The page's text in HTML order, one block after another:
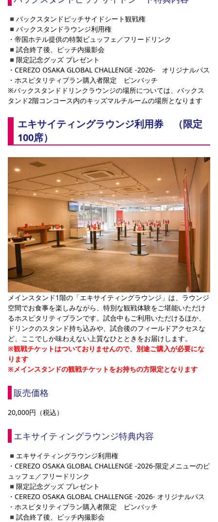
◾️バックスタンドピッチサイドシート観戦権
◾️バックスタンドラウンジ利用権
・帝国ホテル提供の特製ビュッフェ／フリードリンク
◾️試合終了後、ピッチ内撮影会
◾️限定記念グッズ プレゼント
・CEREZO OSAKA GLOBAL CHALLENGE -2026-　オリジナルパス
・ホスピタリティプラン購入者限定　ピンバッチ
※バックスタンドドリンクラウンジの場所については、バックス
タンド2階コンコース内のキッズマルチルームの場所となります
エキサイティングラウンジ利用券　（限定
100席）
メインスタンド1階の「エキサイティングラウンジ」は、ラウンジ
空間でお食事を楽しみながら、特別な観戦体験をご堪能いただけ
るホスピタリティプランです。試合中もご利用いただけるほか、
ドリンクのスタンド持ち込みや、試合後のフィールドアクセスな
ど、ここでしか味わえない上質なひとときをお届けします。
※観戦チケットはついておりませんので、別途ご購入が必要にな
ります
※メインスタンドの観戦チケットをお持ちの方限定となります
販売価格
20,000円（税込）
エキサイティングラウンジ特典内容
◾️エキサイティングラウンジ利用権
・CEREZO OSAKA GLOBAL CHALLENGE -2026-限定メニューのビ
ュッフェ／フリードリンク
◾️限定記念グッズ プレゼント
・CEREZO OSAKA GLOBAL CHALLENGE -2026- オリジナルパス
・ホスピタリティプラン購入者限定　ピンバッチ
◾️試合終了後、ピッチ内撮影会